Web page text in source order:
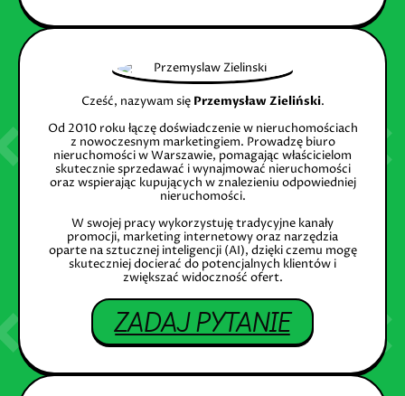
Cześć, nazywam się Przemysław Zieliński.
Od 2010 roku łączę doświadczenie w nieruchomościach
z nowoczesnym marketingiem. Prowadzę biuro
nieruchomości w Warszawie, pomagając właścicielom
skutecznie sprzedawać i wynajmować nieruchomości
oraz wspierając kupujących w znalezieniu odpowiedniej
nieruchomości.
W swojej pracy wykorzystuję tradycyjne kanały
promocji, marketing internetowy oraz narzędzia
oparte na sztucznej inteligencji (AI), dzięki czemu mogę
skuteczniej docierać do potencjalnych klientów i
zwiększać widoczność ofert.
ZADAJ PYTANIE